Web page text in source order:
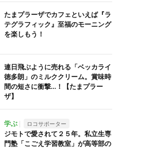
たまプラーザでカフェといえば『ラ
テグラフィック』至福のモーニング
を楽しもう！
連日飛ぶように売れる「ベッカライ
徳多朗」のミルククリーム。賞味時
間の短さに衝撃…！【たまプラー
ザ】
学ぶ ロコサポーター
ジモトで愛されて２５年。私立生専
門塾「こごえ学習教室」が高等部の